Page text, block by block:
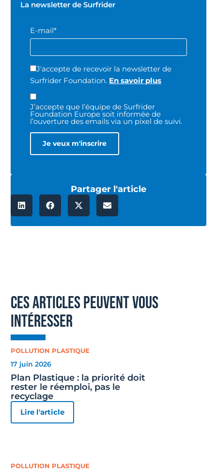
La newsletter de Surfrider
E-mail*
J'accepte de recevoir la newsletter de
Surfrider Foundation. En savoir plus
J’accepte que l’équipe de Surfrider
Foundation Europe soit informée de
l’ouverture des emails via un pixel de suivi.
Partager l'article
ces articles peuvent vous
intéresser
POLLUTION PLASTIQUE
17 juin 2026
Plan Plastique : la priorité doit
rester le réemploi, pas le
recyclage
Lire l'article
POLLUTION PLASTIQUE